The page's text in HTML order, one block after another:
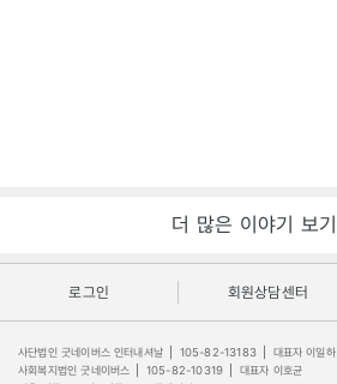
더 많은 이야기 보기
로그인 회원상담센터
사단법인 굿네이버스 인터내셔날 105-82-13183
대표자 이일하
사회복지법인 굿네이버스
105-82-10319
대표자 이호균